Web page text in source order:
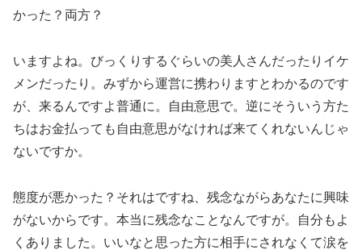
かった？両方？
いますよね。びっくりするぐらいの美人さんだったりイケ
メンだったり。みずから運営に携わりますとわかるのです
が、来るんですよ普通に。自由意思で。逆にそういう方た
ちはお金払っても自由意思がなければ来てくれないんじゃ
ないですか。
態度が悪かった？それはですね、残念ながらあなたに興味
がないからです。本当に残念なことなんですが。自分もよ
くありました。いいなと思った方に相手にされなくて涙を